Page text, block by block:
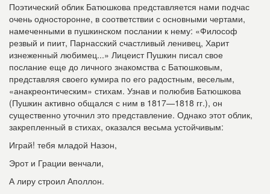
Поэтический облик Батюшкова представляется нами подчас
очень односторонне, в соответствии с основными чертами,
намеченными в пушкинском послании к нему: «Философ
резвый и пиит, Парнасский счастливый ленивец, Харит
изнеженный любимец...» Лицеист Пушкин писал свое
послание еще до личного знакомства с Батюшковым,
представляя своего кумира по его радостным, веселым,
«анакреонтическим» стихам. Узнав и полюбив Батюшкова
(Пушкин активно общался с ним в 1817—1818 гг.), он
существенно уточнил это представление. Однако этот облик,
закрепленный в стихах, оказался весьма устойчивым:
Играй! тебя младой Назон,
Эрот и Грации венчали,
А лиру строил Аполлон.